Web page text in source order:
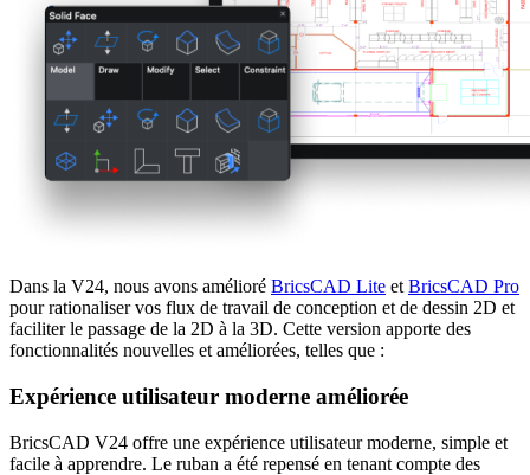
Dans la V24, nous avons amélioré BricsCAD Lite et BricsCAD Pro
pour rationaliser vos flux de travail de conception et de dessin 2D et
faciliter le passage de la 2D à la 3D. Cette version apporte des
fonctionnalités nouvelles et améliorées, telles que :
Expérience utilisateur moderne améliorée
BricsCAD V24 offre une expérience utilisateur moderne, simple et
facile à apprendre. Le ruban a été repensé en tenant compte des